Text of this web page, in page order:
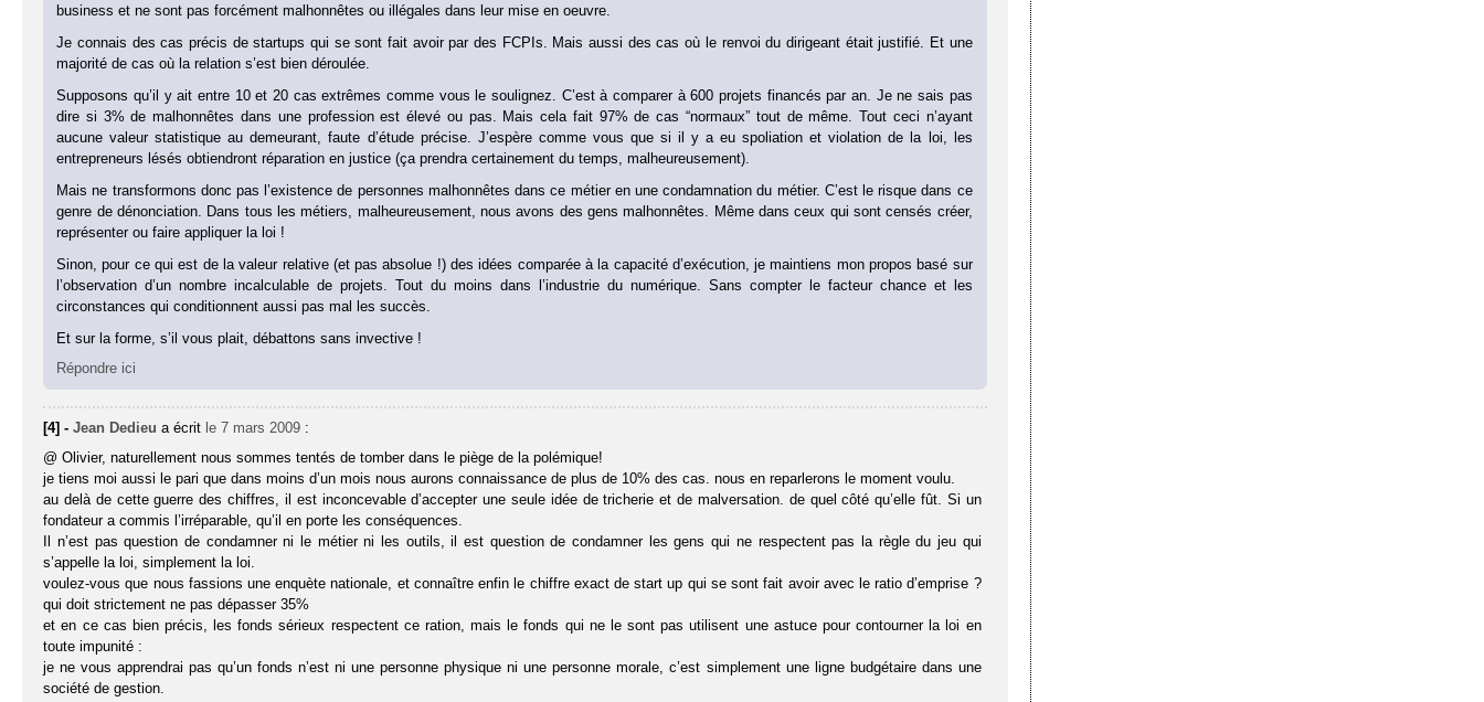
business et ne sont pas forcément malhonnêtes ou illégales dans leur mise en oeuvre.
Je connais des cas précis de startups qui se sont fait avoir par des FCPIs. Mais aussi des cas où le renvoi du dirigeant était justifié. Et une
majorité de cas où la relation s’est bien déroulée.
Supposons qu’il y ait entre 10 et 20 cas extrêmes comme vous le soulignez. C’est à comparer à 600 projets financés par an. Je ne sais pas
dire si 3% de malhonnêtes dans une profession est élevé ou pas. Mais cela fait 97% de cas “normaux” tout de même. Tout ceci n’ayant
aucune valeur statistique au demeurant, faute d’étude précise. J’espère comme vous que si il y a eu spoliation et violation de la loi, les
entrepreneurs lésés obtiendront réparation en justice (ça prendra certainement du temps, malheureusement).
Mais ne transformons donc pas l’existence de personnes malhonnêtes dans ce métier en une condamnation du métier. C’est le risque dans ce
genre de dénonciation. Dans tous les métiers, malheureusement, nous avons des gens malhonnêtes. Même dans ceux qui sont censés créer,
représenter ou faire appliquer la loi !
Sinon, pour ce qui est de la valeur relative (et pas absolue !) des idées comparée à la capacité d’exécution, je maintiens mon propos basé sur
l’observation d’un nombre incalculable de projets. Tout du moins dans l’industrie du numérique. Sans compter le facteur chance et les
circonstances qui conditionnent aussi pas mal les succès.
Et sur la forme, s’il vous plait, débattons sans invective !
Répondre ici
[4] -Jean Dedieu a écrit le 7 mars 2009 :
@ Olivier, naturellement nous sommes tentés de tomber dans le piège de la polémique!
je tiens moi aussi le pari que dans moins d’un mois nous aurons connaissance de plus de 10% des cas. nous en reparlerons le moment voulu.
au delà de cette guerre des chiffres, il est inconcevable d’accepter une seule idée de tricherie et de malversation. de quel côté qu’elle fût. Si un
fondateur a commis l’irréparable, qu’il en porte les conséquences.
Il n’est pas question de condamner ni le métier ni les outils, il est question de condamner les gens qui ne respectent pas la règle du jeu qui
s’appelle la loi, simplement la loi.
voulez-vous que nous fassions une enquète nationale, et connaître enfin le chiffre exact de start up qui se sont fait avoir avec le ratio d’emprise ?
qui doit strictement ne pas dépasser 35%
et en ce cas bien précis, les fonds sérieux respectent ce ration, mais le fonds qui ne le sont pas utilisent une astuce pour contourner la loi en
toute impunité :
je ne vous apprendrai pas qu’un fonds n’est ni une personne physique ni une personne morale, c’est simplement une ligne budgétaire dans une
société de gestion.